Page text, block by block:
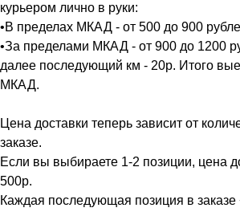
курьером лично в руки:
•В пределах МКАД - от 500 до 900
•За пределами МКАД - от 900 до 1200
далее последующий км - 20р. Итого
МКАД.
Цена доставки теперь зависит от
заказе.
Если вы выбираете 1-2 позиции, цена
500р.
Каждая последующая позиция в заказе